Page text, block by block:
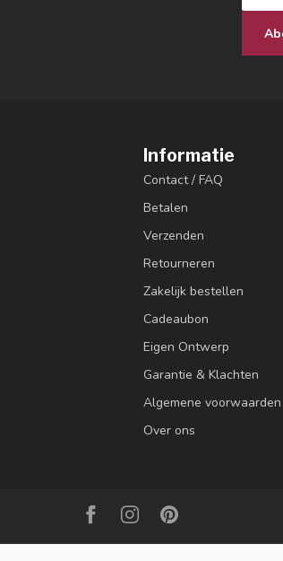
Informatie
Contact / FAQ
Betalen
Verzenden
Retourneren
Zakelijk bestellen
Cadeaubon
Eigen Ontwerp
Garantie & Klachten
Algemene voorwaarden
Over ons